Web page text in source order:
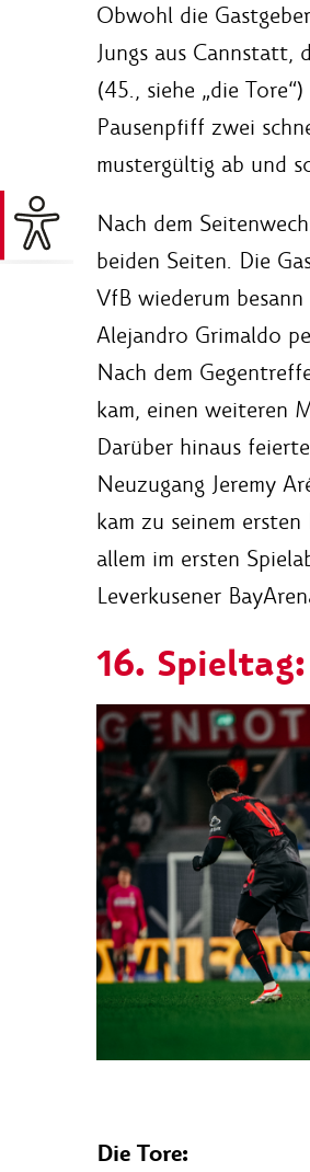
Obwohl die
Jungs aus Cannstatt,
(45., siehe „die
Pausenpfiff zwei
mustergültig ab und
Nach dem
beiden Seiten. Die
VfB wiederum
Alejandro Grimaldo
Nach dem
kam, einen weiteren
Darüber hinaus
Neuzugang Jeremy
kam zu seinem
allem im ersten
Leverkusener
16.
Die Tore: